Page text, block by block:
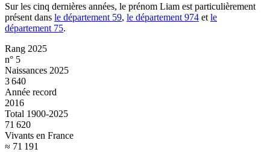
Sur les cinq dernières années, le prénom Liam est particulièrement
présent dans le département 59, le département 974 et le
département 75.
Rang 2025
n° 5
Naissances 2025
3 640
Année record
2016
Total 1900-2025
71 620
Vivants en France
≈ 71 191